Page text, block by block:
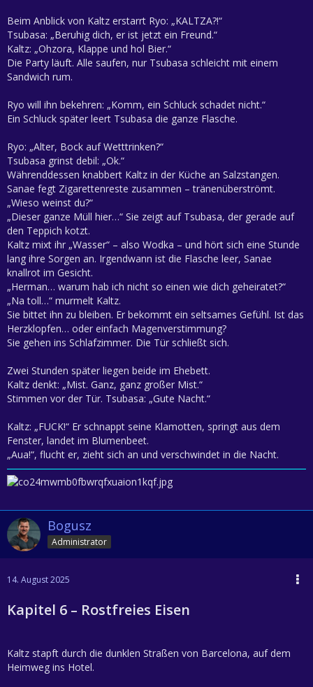
Beim Anblick von Kaltz erstarrt Ryo: „KALTZA?!“
Tsubasa: „Beruhig dich, er ist jetzt ein Freund.“
Kaltz: „Ohzora, Klappe und hol Bier.“
Die Party läuft. Alle saufen, nur Tsubasa schleicht mit einem
Sandwich rum.
Ryo will ihn bekehren: „Komm, ein Schluck schadet nicht.“
Ein Schluck später leert Tsubasa die ganze Flasche.
Ryo: „Alter, Bock auf Wetttrinken?“
Tsubasa grinst debil: „Ok.“
Währenddessen knabbert Kaltz in der Küche an Salzstangen.
Sanae fegt Zigarettenreste zusammen – tränenüberströmt.
„Wieso weinst du?“
„Dieser ganze Müll hier…“ Sie zeigt auf Tsubasa, der gerade auf
den Teppich kotzt.
Kaltz mixt ihr „Wasser“ – also Wodka – und hört sich eine Stunde
lang ihre Sorgen an. Irgendwann ist die Flasche leer, Sanae
knallrot im Gesicht.
„Herman… warum hab ich nicht so einen wie dich geheiratet?“
„Na toll…“ murmelt Kaltz.
Sie bittet ihn zu bleiben. Er bekommt ein seltsames Gefühl. Ist das
Herzklopfen… oder einfach Magenverstimmung?
Sie gehen ins Schlafzimmer. Die Tür schließt sich.
Zwei Stunden später liegen beide im Ehebett.
Kaltz denkt: „Mist. Ganz, ganz großer Mist.“
Stimmen vor der Tür. Tsubasa: „Gute Nacht.“
Kaltz: „FUCK!“ Er schnappt seine Klamotten, springt aus dem
Fenster, landet im Blumenbeet.
„Aua!“, flucht er, zieht sich an und verschwindet in die Nacht.
Bogusz
Administrator
14. August 2025
Kapitel 6 – Rostfreies Eisen
Kaltz stapft durch die dunklen Straßen von Barcelona, auf dem
Heimweg ins Hotel.